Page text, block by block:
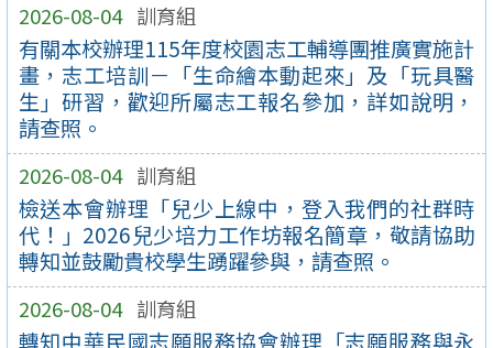
2026-08-04 訓育組
有關本校辦理115年度校園志工輔導團推廣實施計
畫，志工培訓－「生命繪本動起來」及「玩具醫
生」研習，歡迎所屬志工報名參加，詳如說明，
請查照。
2026-08-04 訓育組
檢送本會辦理「兒少上線中，登入我們的社群時
代！」2026兒少培力工作坊報名簡章，敬請協助
轉知並鼓勵貴校學生踴躍參與，請查照。
2026-08-04 訓育組
轉知中華民國志願服務協會辦理「志願服務與永